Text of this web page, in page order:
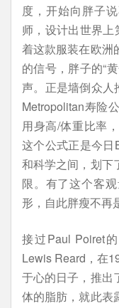
度，开始向胖子
师，设计出世界上
着这款服装在欧洲
的信号，胖子的“
声。正是墙倒众
Metropolitan寿险
用身高/体重比率
这个公式正是今
和科学之间，划下
限。有了这个客
形，自此胖瘦不再
接过Paul Poiret
Lewis Reard，在
于心的日子，推出
体的脂肪，就此表